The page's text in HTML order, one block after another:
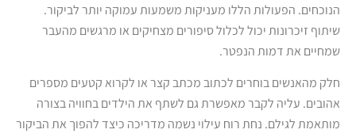
הנוכחים. הפעולות הללו מעניקות משמעות עמוקה יותר לביקור.
שיתוף זיכרונות יכול לכלול סיפורים מצחיקים או מרגשים מהעבר
שמחיים את דמות הנפטר.
חלק מהאנשים בוחרים לכתוב מכתב קצר או לקרוא קטעים מספרים
אהובים. עליה לקבר מאפשרת גם לשתף את הילדים בחוויה בצורה
מותאמת לגילם. נחת רוח עילוי נשמה מדריכה כיצד להפוך את הביקור